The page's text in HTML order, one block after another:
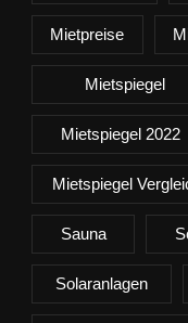
Mietpreise
Mietspiegel
Mietspiegel 2022
Mietspiegel
Sauna
Solaranlagen